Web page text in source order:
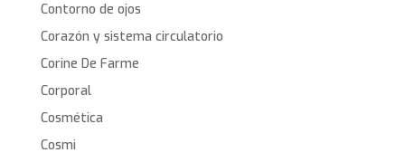
Contorno de ojos
Corazón y sistema circulatorio
Corine De Farme
Corporal
Cosmética
Cosmi